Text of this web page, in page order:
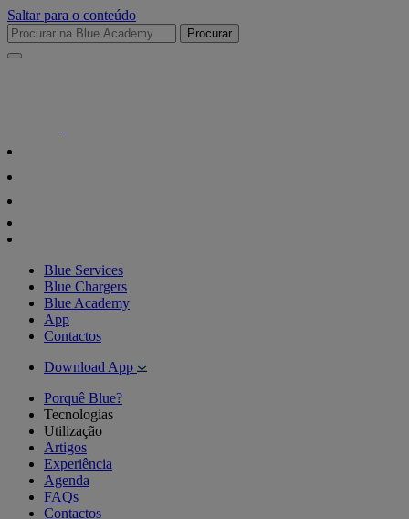
Saltar para o conteúdo
Procurar
Blue Services
Blue Chargers
Blue Academy
App
Contactos
Download App
Porquê Blue?
Tecnologias
Utilização
Artigos
Experiência
Agenda
FAQs
Contactos